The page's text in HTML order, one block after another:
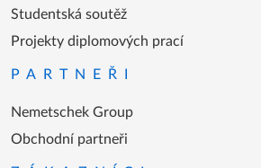
Studentská soutěž
Projekty diplomových prací
PARTNEŘI
Nemetschek Group
Obchodní partneři